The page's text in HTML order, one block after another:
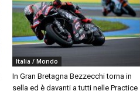
Italia / Mondo
In Gran Bretagna Bezzecchi torna in
sella ed è davanti a tutti nelle Practice